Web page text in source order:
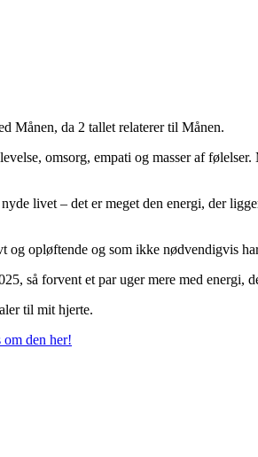
Månen, da 2 tallet relaterer til Månen.
omsorg, empati og masser af
livet – det er meget den energi, der
og opløftende og som ikke nødvendigvis
så forvent et par uger mere med energi,
til mit hjerte.
den her!